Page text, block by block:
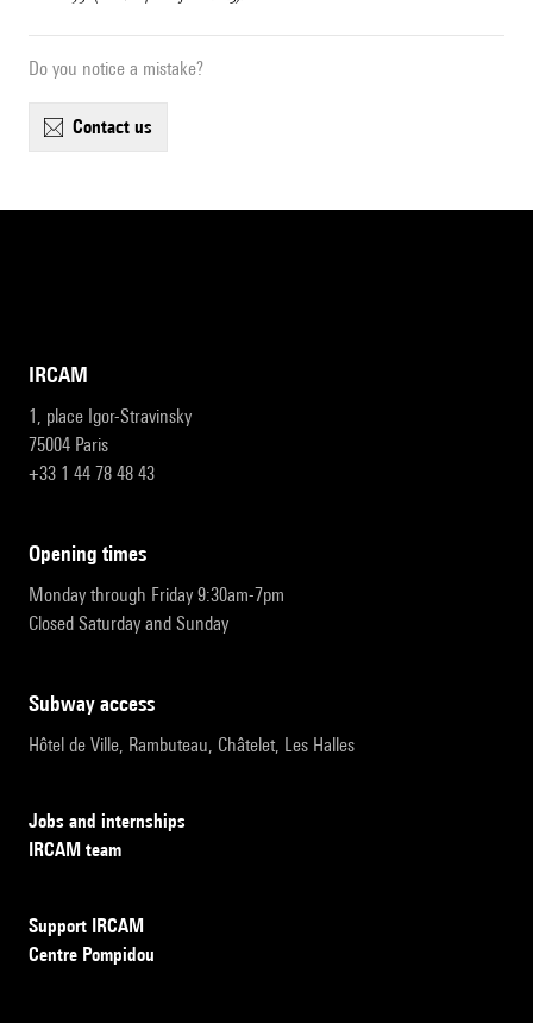
Do you notice a mistake?
contact us
IRCAM
1, place Igor-Stravinsky
75004 Paris
+33 1 44 78 48 43
opening times
Monday through Friday 9:30am-7pm
Closed Saturday and Sunday
subway access
Hôtel de Ville, Rambuteau, Châtelet, Les Halles
Jobs and internships
IRCAM team
Support IRCAM
Centre Pompidou